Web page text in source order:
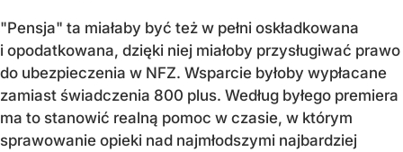
"Pensja" ta miałaby być też w pełni oskładkowana
i opodatkowana, dzięki niej miałoby przysługiwać prawo
do ubezpieczenia w NFZ. Wsparcie byłoby wypłacane
zamiast świadczenia 800 plus. Według byłego premiera
ma to stanowić realną pomoc w czasie, w którym
sprawowanie opieki nad najmłodszymi najbardziej